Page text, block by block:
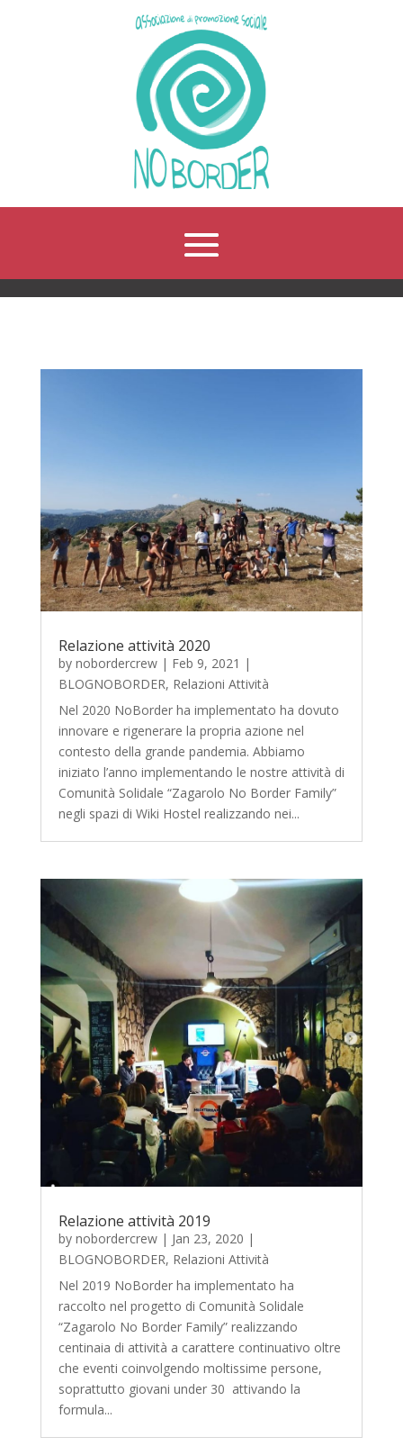
Relazione attività 2020
by nobordercrew| Feb 9, 2021 |
BLOGNOBORDER, Relazioni Attività
Nel 2020 NoBorder ha implementato ha dovuto
innovare e rigenerare la propria azione nel
contesto della grande pandemia. Abbiamo
iniziato l’anno implementando le nostre attività di
Comunità Solidale “Zagarolo No Border Family”
negli spazi di Wiki Hostel realizzando nei...
Relazione attività 2019
by nobordercrew| Jan 23, 2020 |
BLOGNOBORDER, Relazioni Attività
Nel 2019 NoBorder ha implementato ha
raccolto nel progetto di Comunità Solidale
“Zagarolo No Border Family” realizzando
centinaia di attività a carattere continuativo oltre
che eventi coinvolgendo moltissime persone,
soprattutto giovani under 30 attivando la
formula...